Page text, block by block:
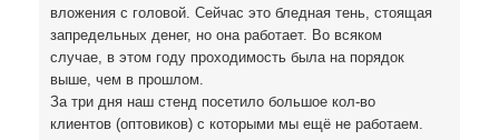
вложения с головой. Сейчас это бледная тень, стоящая
запредельных денег, но она работает. Во всяком
случае, в этом году проходимость была на порядок
выше, чем в прошлом.
За три дня наш стенд посетило большое кол-во
клиентов (оптовиков) с которыми мы ещё не работаем.